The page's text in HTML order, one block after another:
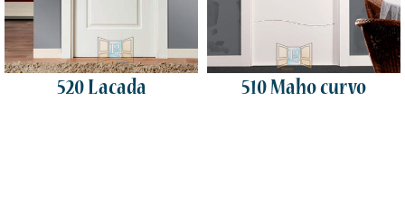
520 Lacada 510 Maho curvo